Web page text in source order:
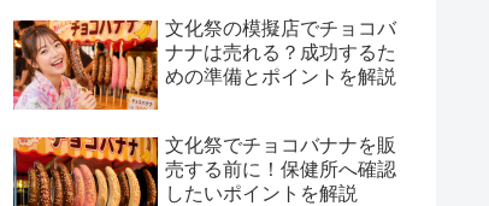
文化祭の模擬店でチョコバ
ナナは売れる？成功するた
めの準備とポイントを解説
文化祭でチョコバナナを販
売する前に！保健所へ確認
したいポイントを解説